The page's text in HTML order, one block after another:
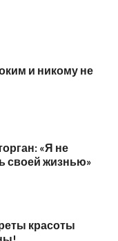
и никому не
«Я не
своей жизнью»
красоты